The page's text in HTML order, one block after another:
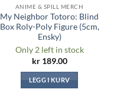
ANIME & SPILL MERCH
My Neighbor Totoro: Blind
Box Roly-Poly Figure (5cm,
Ensky)
Only 2 left in stock
kr189.00
LEGG I KURV